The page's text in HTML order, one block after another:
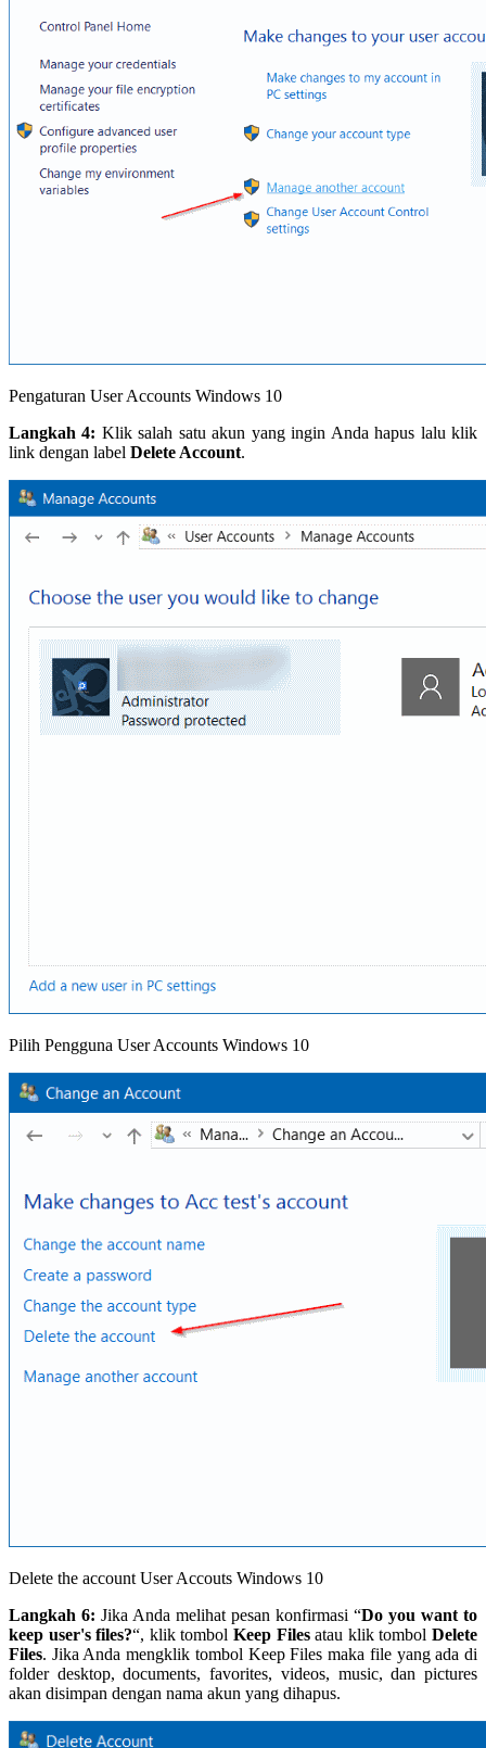
Pengaturan User Accounts Windows 10
Langkah 4: Klik salah satu akun yang ingin Anda hapus lalu klik
link dengan label Delete Account.
Pilih Pengguna User Accounts Windows 10
Delete the account User Accouts Windows 10
Langkah 6: Jika Anda melihat pesan konfirmasi “Do you want to
keep user's files?“, klik tombolKeep Filesatau klik tombolDelete
Files. Jika Anda mengklik tombol Keep Files maka file yang ada di
folder desktop, documents, favorites, videos, music, dan pictures
akan disimpan dengan nama akun yang dihapus.